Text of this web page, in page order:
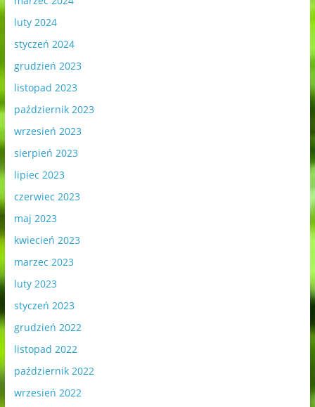
luty 2024
styczeń 2024
grudzień 2023
listopad 2023
październik 2023
wrzesień 2023
sierpień 2023
lipiec 2023
czerwiec 2023
maj 2023
kwiecień 2023
marzec 2023
luty 2023
styczeń 2023
grudzień 2022
listopad 2022
październik 2022
wrzesień 2022